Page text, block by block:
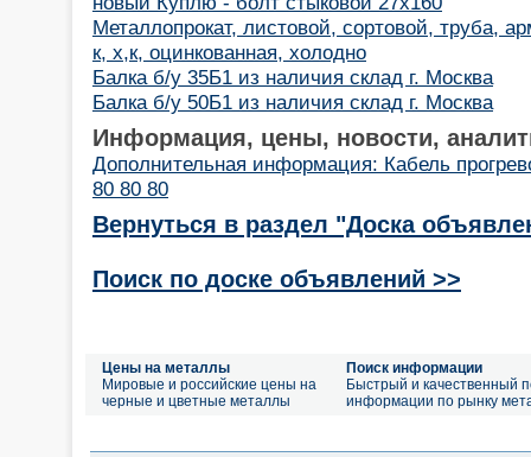
Металлопрокат, листовой, сортовой, труба,
к, х,к, оцинкованная, холодно
Балка б/у 35Б1 из наличия склад г. Москва
Балка б/у 50Б1 из наличия склад г. Москва
Информация, цены, новости,
Дополнительная информация: Кабель
80 80 80
Вернуться в раздел "Доска
Поиск по доске объявлений >>
Цены на металлы
Мировые и российские цены на
черные и цветные металлы
Поиск информации
Быстрый и качественный
информации по рынку